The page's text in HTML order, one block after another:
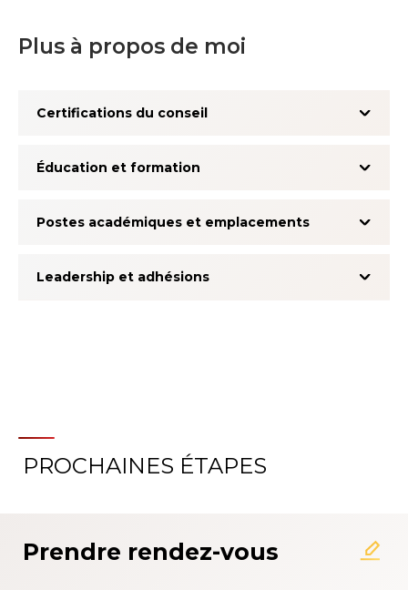
Plus à propos de moi
Certifications du conseil
Éducation et formation
Postes académiques et emplacements
Leadership et adhésions
À propos du système
PROCHAINES ÉTAPES
Prendre rendez-vous